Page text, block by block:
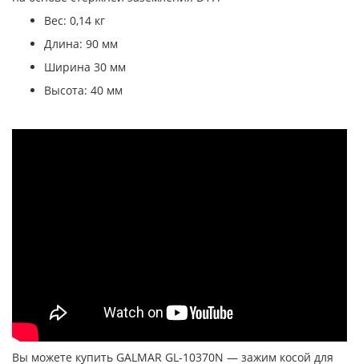
Вес: 0,14 кг
Длина: 90 мм
Ширина 30 мм
Высота: 40 мм
Вы можете купить GALMAR GL-10370N — зажим косой для